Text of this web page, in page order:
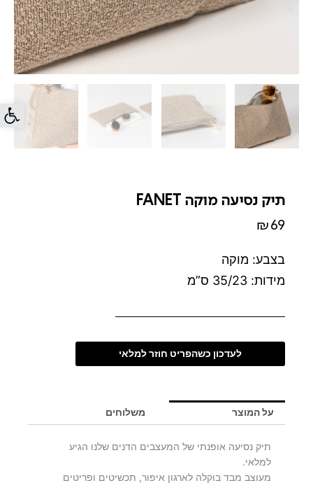
פתח
תיק נסיעה מוקה FANET
₪69
בצבע: מוקה
מידות: 35/23 ס”מ
לעדכון כשהפריט חוזר למלאי
על המוצר משלוחים
תיק נסיעה אופנתי של המעצבים הדנים שלנו הגיע
למלאי.
מעוצב מבד בוקלה לארגון איפור, תכשיטים ופריטים